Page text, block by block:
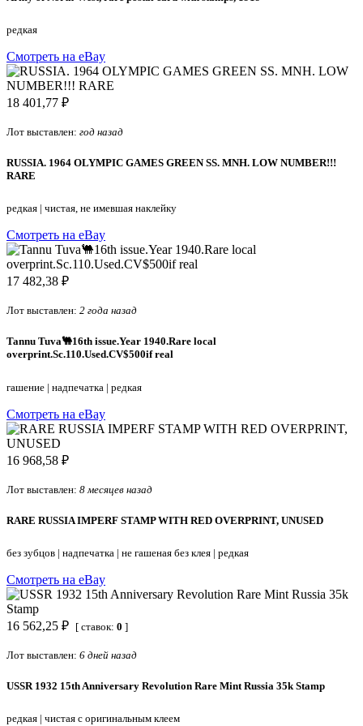
редкая
Смотреть на eBay
18 401,77 ₽
Лот выставлен: год назад
RUSSIA. 1964 OLYMPIC GAMES GREEN SS. MNH. LOW NUMBER!!!
RARE
редкая | чистая, не имевшая наклейку
Смотреть на eBay
17 482,38 ₽
Лот выставлен: 2 года назад
Tannu Tuva🐫16th issue.Year 1940.Rare local
overprint.Sc.110.Used.CV$500if real
гашение | надпечатка | редкая
Смотреть на eBay
16 968,58 ₽
Лот выставлен: 8 месяцев назад
RARE RUSSIA IMPERF STAMP WITH RED OVERPRINT, UNUSED
без зубцов | надпечатка | не гашеная без клея | редкая
Смотреть на eBay
16 562,25 ₽ [ ставок: 0 ]
Лот выставлен: 6 дней назад
USSR 1932 15th Anniversary Revolution Rare Mint Russia 35k Stamp
редкая | чистая с оригинальным клеем